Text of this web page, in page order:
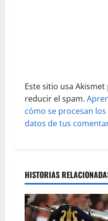
a
s
Este sitio usa Akismet
reducir el spam.
cómo se procesan los
datos de tus
HISTORIAS